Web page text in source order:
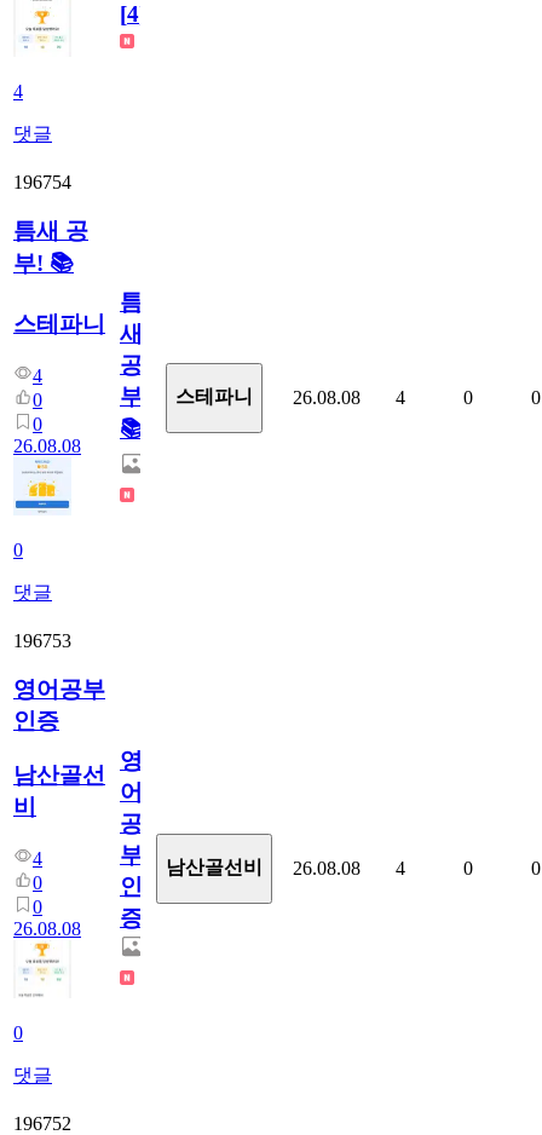
4
댓글
[4]
196754
틈새 공
부! 📚
스테파니
4
0
0
26.08.08
0
댓글
틈
새
공
부!
📚
스테파니 26.08.08 4 0 0
196753
영어공부
인증
남산골선
비
4
0
0
26.08.08
0
댓글
영
어
공
부
인
증
남산골선비 26.08.08 4 0 0
196752